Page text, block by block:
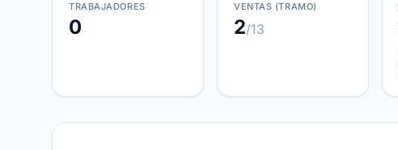
TRABAJADORES
0
VENTAS (TRAMO)
2/13